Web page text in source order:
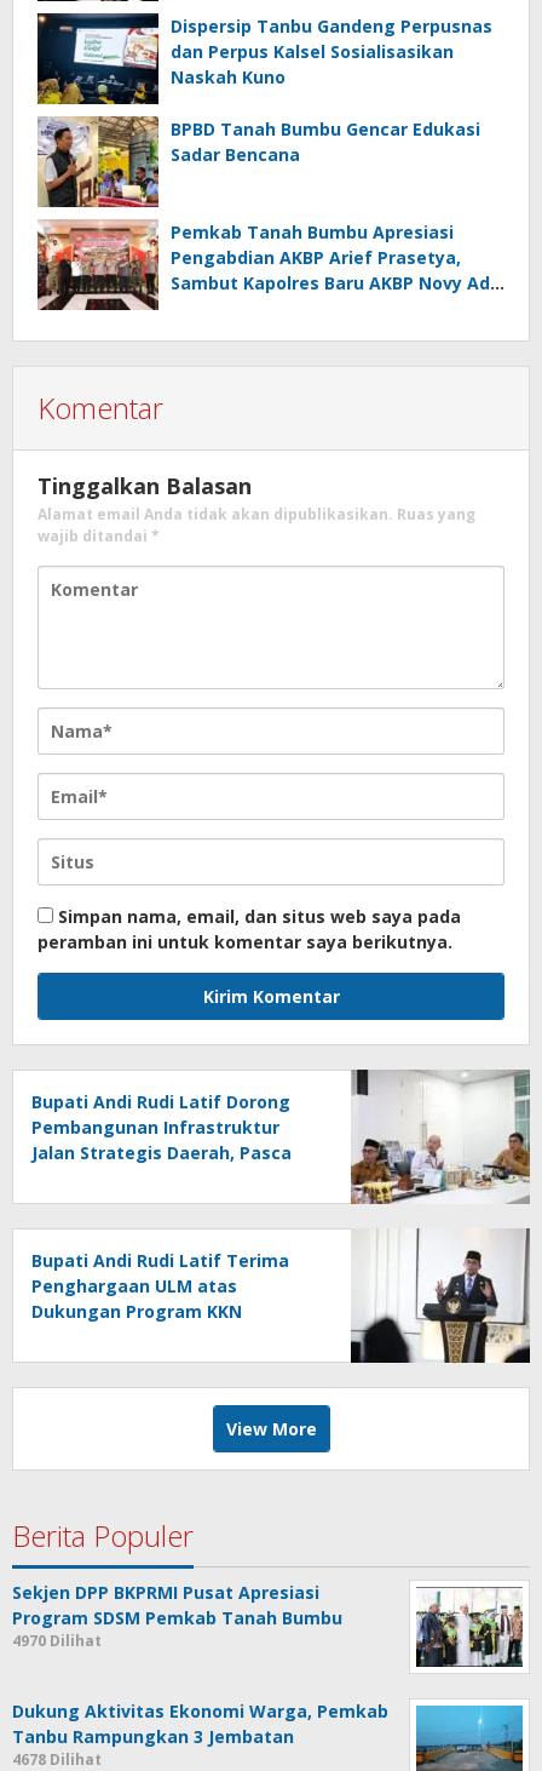
Dispersip Tanbu Gandeng Perpusnas
dan Perpus Kalsel Sosialisasikan
Naskah Kuno
BPBD Tanah Bumbu Gencar Edukasi
Sadar Bencana
Pemkab Tanah Bumbu Apresiasi
Pengabdian AKBP Arief Prasetya,
Sambut Kapolres Baru AKBP Novy Adi
Komentar
Tinggalkan Balasan
Alamat email Anda tidak akan dipublikasikan. Ruas yang
wajib ditandai *
Simpan nama, email, dan situs web saya pada
peramban ini untuk komentar saya berikutnya.
Bupati Andi Rudi Latif Dorong
Pembangunan Infrastruktur
Jalan Strategis Daerah, Pasca
Bupati Andi Rudi Latif Terima
Penghargaan ULM atas
Dukungan Program KKN
View More
Berita Populer
Sekjen DPP BKPRMI Pusat Apresiasi
Program SDSM Pemkab Tanah Bumbu
4970 Dilihat
Dukung Aktivitas Ekonomi Warga, Pemkab
Tanbu Rampungkan 3 Jembatan
4678 Dilihat